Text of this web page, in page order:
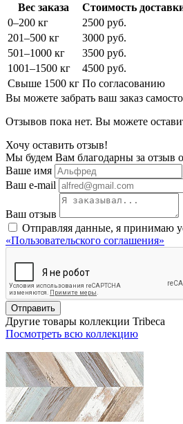
Вес заказа
Стоимость
0–200 кг
2500 руб.
201–500 кг
3000 руб.
501–1000 кг
3500 руб.
1001–1500 кг
4500 руб.
Свыше 1500 кг По согласованию
Вы можете забрать ваш заказ
Отзывов пока нет. Вы можете
Хочу оставить отзыв!
Мы будем Вам благодарны за отзыв о
Ваше имя
Ваш e-mail
Ваш отзыв
Отправляя данные, я принимаю
«Пользовательского соглашения»
Отправить
Другие товары коллекции Tribeca
Посмотреть всю коллекцию